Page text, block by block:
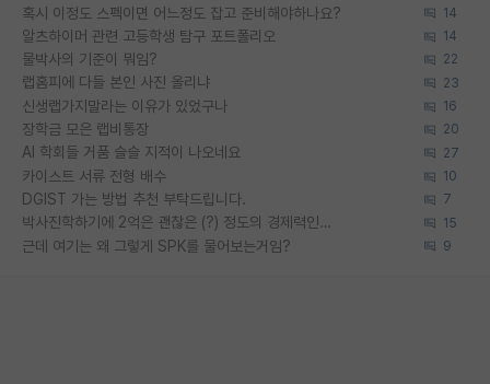
혹시 이정도 스펙이면 어느정도 잡고 준비해야하나요? 14
알츠하이머 관련 고등학생 탐구 포트폴리오 14
물박사의 기준이 뭐임? 22
랩홈피에 다들 본인 사진 올리냐 23
신생랩가지말라는 이유가 있었구나 16
장학금 모은 랩비통장 20
AI 학회들 거품 슬슬 지적이 나오네요 27
카이스트 서류 전형 배수 10
DGIST 가는 방법 추천 부탁드립니다. 7
박사진학하기에 2억은 괜찮은 (?) 정도의 경제력인가요 15
근데 여기는 왜 그렇게 SPK를 물어보는거임? 9